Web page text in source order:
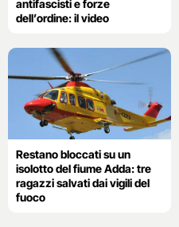
antifascisti e forze
dell’ordine: il video
Restano bloccati su un
isolotto del fiume Adda: tre
ragazzi salvati dai vigili del
fuoco